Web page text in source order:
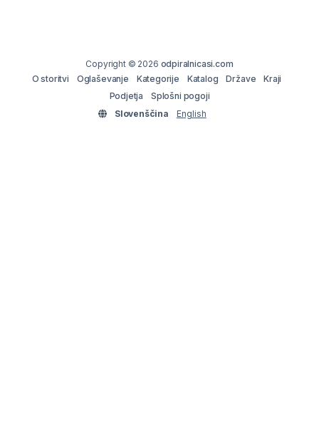
Copyright © 2026 odpiralnicasi.com
O storitvi
Oglaševanje Kategorije Katalog Države
Kraji
Podjetja
Splošni pogoji
Slovenščina
English